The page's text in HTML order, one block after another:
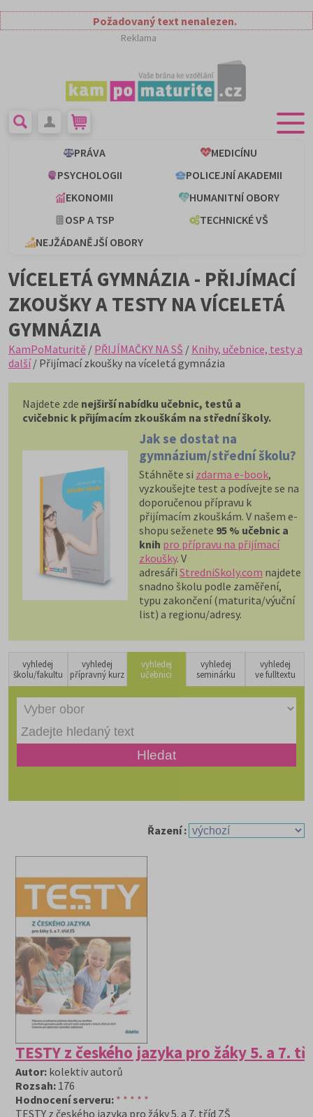
Požadovaný text nenalezen.
Reklama
PRÁVA
MEDICÍNU
PSYCHOLOGII
POLICEJNÍ AKADEMII
EKONOMII
HUMANITNÍ OBORY
OSP A TSP
TECHNICKÉ VŠ
NEJŽÁDANĚJŠÍ OBORY
VÍCELETÁ GYMNÁZIA - PŘIJÍMACÍ
ZKOUŠKY A TESTY NA VÍCELETÁ
GYMNÁZIA
KamPoMaturitě / PŘIJÍMAČKY NA SŠ / Knihy, učebnice, testy a
další/ Přijímací zkoušky na víceletá gymnázia
Najdete zde nejširší nabídku učebnic, testů a
cvičebnic k přijímacím zkouškám na střední školy.
Jak se dostat na
gymnázium/střední školu?
Stáhněte si zdarma e-book,
vyzkoušejte test a podívejte se na
doporučenou přípravu k
přijímacím zkouškám. V našem e-
shopu seženete 95 % učebnic a
knih pro přípravu na přijímací
zkoušky. V
adresáři StredniSkoly.com najdete
snadno školu podle zaměření,
typu zakončení (maturita/výuční
list) a regionu/adresy.
vyhledej
školu/fakultu
vyhledej
přípravný kurz
vyhledej
učebnici
vyhledej
seminárku
vyhledej
ve fulltextu
Řazení :
TESTY z českého jazyka pro žáky 5. a 7.
Autor: kolektiv autorů
Rozsah: 176
Hodnocení serveru: * * * * *
TESTY z českého jazyka pro žáky 5. a 7. tříd ZŠ